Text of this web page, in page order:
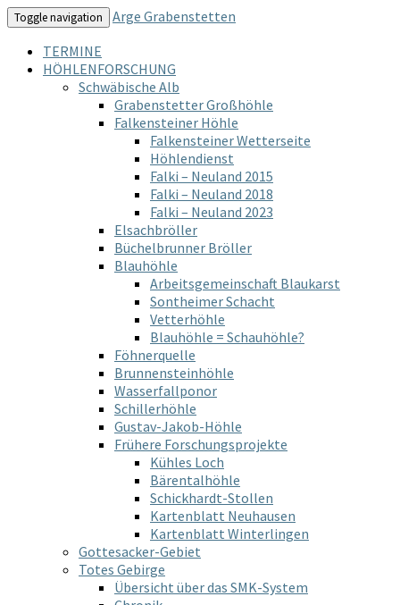
Toggle navigation
Arge Grabenstetten
TERMINE
HÖHLENFORSCHUNG
Schwäbische Alb
Grabenstetter Großhöhle
Falkensteiner Höhle
Falkensteiner Wetterseite
Höhlendienst
Falki – Neuland 2015
Falki – Neuland 2018
Falki – Neuland 2023
Elsachbröller
Büchelbrunner Bröller
Blauhöhle
Arbeitsgemeinschaft Blaukarst
Sontheimer Schacht
Vetterhöhle
Blauhöhle = Schauhöhle?
Föhnerquelle
Brunnensteinhöhle
Wasserfallponor
Schillerhöhle
Gustav-Jakob-Höhle
Frühere Forschungsprojekte
Kühles Loch
Bärentalhöhle
Schickhardt-Stollen
Kartenblatt Neuhausen
Kartenblatt Winterlingen
Gottesacker-Gebiet
Totes Gebirge
Übersicht über das SMK-System